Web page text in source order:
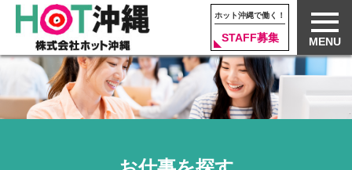
ホット沖縄で働く！
STAFF募集 MENU